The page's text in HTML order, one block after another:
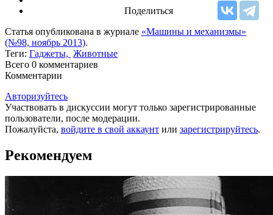
Поделиться
Статья опубликована в журнале «Машины и механизмы»
(№98, ноябрь 2013).
Теги: Гаджеты, Животные
Всего 0 комментариев
Комментарии
Авторизуйтесь
Участвовать в дискуссии могут только зарегистрированные
пользователи, после модерации.
Пожалуйста, войдите в свой аккаунт или зарегистрируйтесь.
Рекомендуем